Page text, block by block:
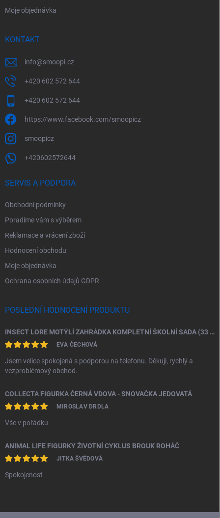
Moje objednávka
KONTAKT
info@smoopi.cz
+420 602 572 644
+420 602 572 644
https://www.facebook.com/smoopicz
smoopicz
+420602572644
SERVIS A PODPORA
Obchodní podmínky
Poradíme vám s výběrem
Reklamace a vrácení zboží
Hodnocení obchodu
Moje objednávka
Ochrana osobních údajů GDPR
POSLEDNÍ HODNOCENÍ PRODUKTU
INSECT LORE MOTÝLÍ ZAHRÁDKA KOMPLETNÍ ŠKOLNÍ SADA (33 HOUSENEK)
EVA ČECHOVÁ
Jsem velice spokojená s podporou na telefonu. Děkuji, rychlý a
vezproblémový obchod.
COLLECTA FIGURKA ČERNÁ VDOVA - SNOVAČKA JEDOVATÁ
MIROSLAV DRDLA
Vše v pořádku
ANIMAL LIFE FIGURKY ŽIVOTNÍ CYKLUS BROUK ROHÁČ
JITKA ŠVÉDOVÁ
Spokojenost